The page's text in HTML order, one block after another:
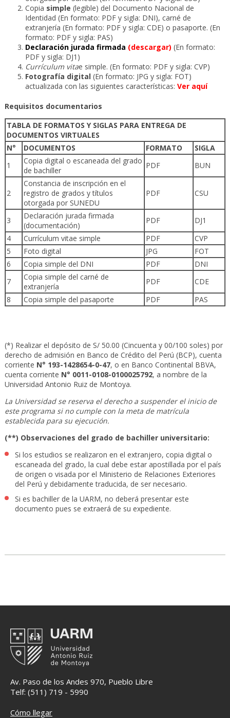
Copia simple (legible) del Documento Nacional de
Identidad (En formato: PDF y sigla: DNI), carné de
extranjería (En formato: PDF y sigla: CDE) o pasaporte. (En
formato: PDF y sigla: PAS)
Declaración jurada firmada (descargar) (En formato:
PDF y sigla: DJ1)
Currículum vitae simple. (En formato: PDF y sigla: CVP)
Fotografía digital (En formato: JPG y sigla: FOT)
actualizada con las siguientes características: Ver aquí
Requisitos documentarios
TABLA DE FORMATOS Y SIGLAS PARA ENTREGA DE
DOCUMENTOS VIRTUALES
N°
DOCUMENTOS FORMATO
SIGLA
1
Copia digital o escaneada del grado
de bachiller
PDF BUN
2
Constancia de inscripción en el
registro de grados y títulos
otorgada por SUNEDU
PDF CSU
3
Declaración jurada firmada
(documentación)
PDF
DJ1
4
Currículum vitae simple PDF
CVP
5
Foto digital JPG
FOT
6
Copia simple del DNI PDF
DNI
7
Copia simple del carné de
extranjería
PDF
CDE
8
Copia simple del pasaporte PDF PAS
(*) Realizar el depósito de S/ 50.00 (Cincuenta y 00/100 soles) por
derecho de admisión en Banco de Crédito del Perú (BCP), cuenta
corriente N° 193-1428654-0-47, o en Banco Continental BBVA,
cuenta corriente N° 0011-0108-0100025792, a nombre de la
Universidad Antonio Ruiz de Montoya.
La Universidad se reserva el derecho a suspender el inicio de
este programa si no cumple con la meta de matrícula
establecida para su ejecución.
(**) Observaciones del grado de bachiller universitario:
Si los estudios se realizaron en el extranjero, copia digital o
escaneada del grado, la cual debe estar apostillada por el país
de origen o visada por el Ministerio de Relaciones Exteriores
del Perú y debidamente traducida, de ser necesario.
Si es bachiller de la UARM, no deberá presentar este
documento pues se extraerá de su expediente.
Av. Paso de los Andes 970, Pueblo Libre
Telf: (511) 719 - 5990
Cómo llegar